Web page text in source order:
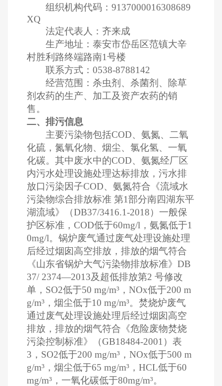
组织机构代码： 9137000016308689
XQ
法定代表人：齐来成
生产地址：泰安市岱岳区范镇大辛
村胜利路终端路南1号楼
联系方式： 0538-8788142
经营范围：杀虫剂、杀菌剂、除草
剂农药的生产、加工及资产农药的销
售。
二、排污信息
主要污染物包括COD、氨氮、二氧
化硫，氮氧化物、烟尘、氯化氢、一氧
化碳。其中废水中的COD、氨氮经厂区
内污水处理设施处理达标排放，污水排
放口污染因子COD、氨氮符合《流域水
污染物综合排放标准 第1部分南四湖东平
湖流域》（DB37/3416.1-2018）一般保
护区标准，COD低于60mg/l ，氨氮低于1
0mg/l。锅炉废气通过废气处理设施处理
后经过烟囱高空排放，排放的烟气符合
《山东省锅炉大气污染物排放标准》DB
37/ 2374—2013及超低排放第2号修改
单， SO2低于50 mg/m³，NOx低于200 m
g/m³，烟尘低于10 mg/m³。焚烧炉废气
通过废气处理设施处理后经过烟囱高空
排放，排放的烟气符合《危险废物焚烧
污染控制标准》（GB18484-2001 ）表
3 ， SO2低于200 mg/m³，NOx低于500 m
g/m³，烟尘低于65 mg/m³，HCL低于60
mg/m³，一氧化碳低于80mg/m³。